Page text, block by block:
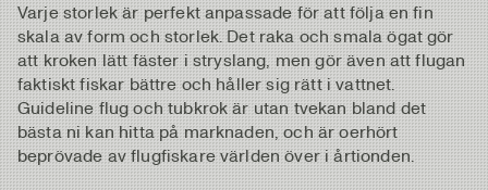
Varje storlek är perfekt anpassade för att följa en fin
skala av form och storlek. Det raka och smala ögat gör
att kroken lätt fäster i stryslang, men gör även att flugan
faktiskt fiskar bättre och håller sig rätt i vattnet.
Guideline flug och tubkrok är utan tvekan bland det
bästa ni kan hitta på marknaden, och är oerhört
beprövade av flugfiskare världen över i årtionden.